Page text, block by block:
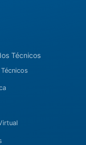
Técnicos